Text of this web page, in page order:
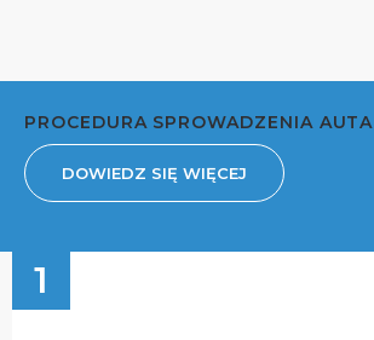
PROCEDURA SPROWADZENIA AUTA
DOWIEDZ SIĘ WIĘCEJ
1